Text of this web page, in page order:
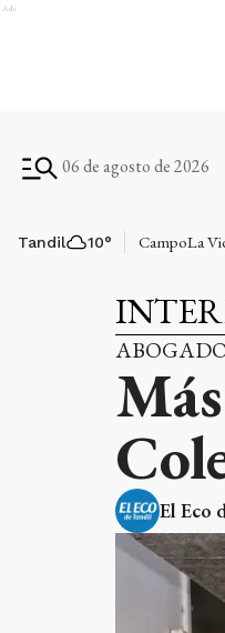
Ads
06 de agosto de 2026
Tandil 10° CampoLa
El Eco